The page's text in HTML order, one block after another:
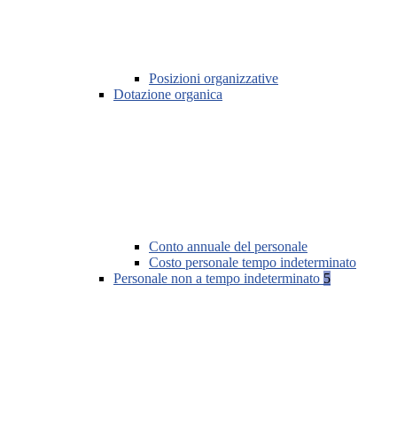
Posizioni organizzative
Dotazione organica
Conto annuale del personale
Costo personale tempo indeterminato
Personale non a tempo indeterminato 5